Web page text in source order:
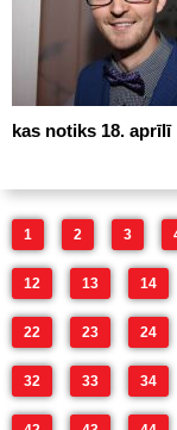
kas notiks 18. aprīlī
1 2 3
12 13 14
22 23 24
32 33 34